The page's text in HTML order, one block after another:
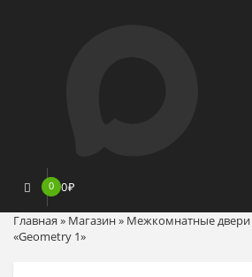
0 0₽
Главная » Магазин» Межкомнатные двери
«Geometry 1»